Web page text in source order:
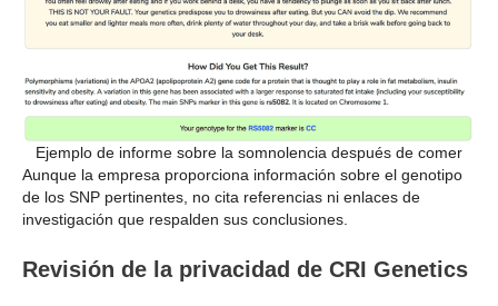
Ejemplo de informe sobre la somnolencia después de comer
Aunque la empresa proporciona información sobre el genotipo
de los SNP pertinentes, no cita referencias ni enlaces de
investigación que respalden sus conclusiones.
Revisión de la privacidad de CRI Genetics